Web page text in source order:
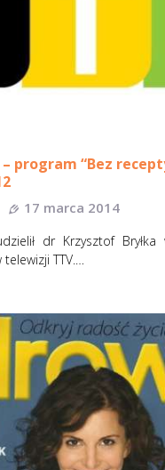
program “Bez
17 marca 2014
dr Krzysztof
TTV.…